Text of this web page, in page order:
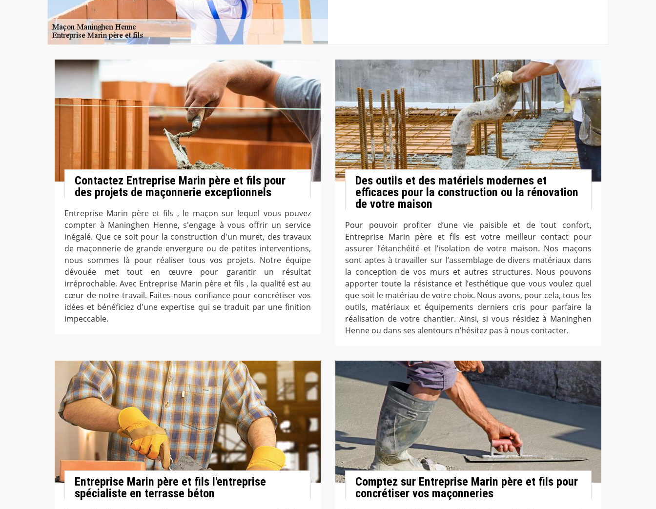
Contactez Entreprise Marin père et fils pour
des projets de maçonnerie exceptionnels
Entreprise Marin père et fils , le maçon sur lequel vous pouvez
compter à Maninghen Henne, s'engage à vous offrir un service
inégalé. Que ce soit pour la construction d'un muret, des travaux
de maçonnerie de grande envergure ou de petites interventions,
nous sommes là pour réaliser tous vos projets. Notre équipe
dévouée met tout en œuvre pour garantir un résultat
irréprochable. Avec Entreprise Marin père et fils , la qualité est au
cœur de notre travail. Faites-nous confiance pour concrétiser vos
idées et bénéficiez d'une expertise qui se traduit par une finition
impeccable.
Des outils et des matériels modernes et
efficaces pour la construction ou la rénovation
de votre maison
Pour pouvoir profiter d’une vie paisible et de tout confort,
Entreprise Marin père et fils est votre meilleur contact pour
assurer l’étanchéité et l’isolation de votre maison. Nos maçons
sont aptes à travailler sur l’assemblage de divers matériaux dans
la conception de vos murs et autres structures. Nous pouvons
apporter toute la résistance et l’esthétique que vous voulez quel
que soit le matériau de votre choix. Nous avons, pour cela, tous les
outils, matériaux et équipements derniers cris pour parfaire la
réalisation de votre chantier. Ainsi, si vous résidez à Maninghen
Henne ou dans ses alentours n’hésitez pas à nous contacter.
Entreprise Marin père et fils l'entreprise
spécialiste en terrasse béton
Comptez sur Entreprise Marin père et fils pour
concrétiser vos maçonneries